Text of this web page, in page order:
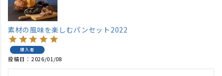
素材の風味を楽しむパンセット2022
購入者
投稿日 2026/01/08